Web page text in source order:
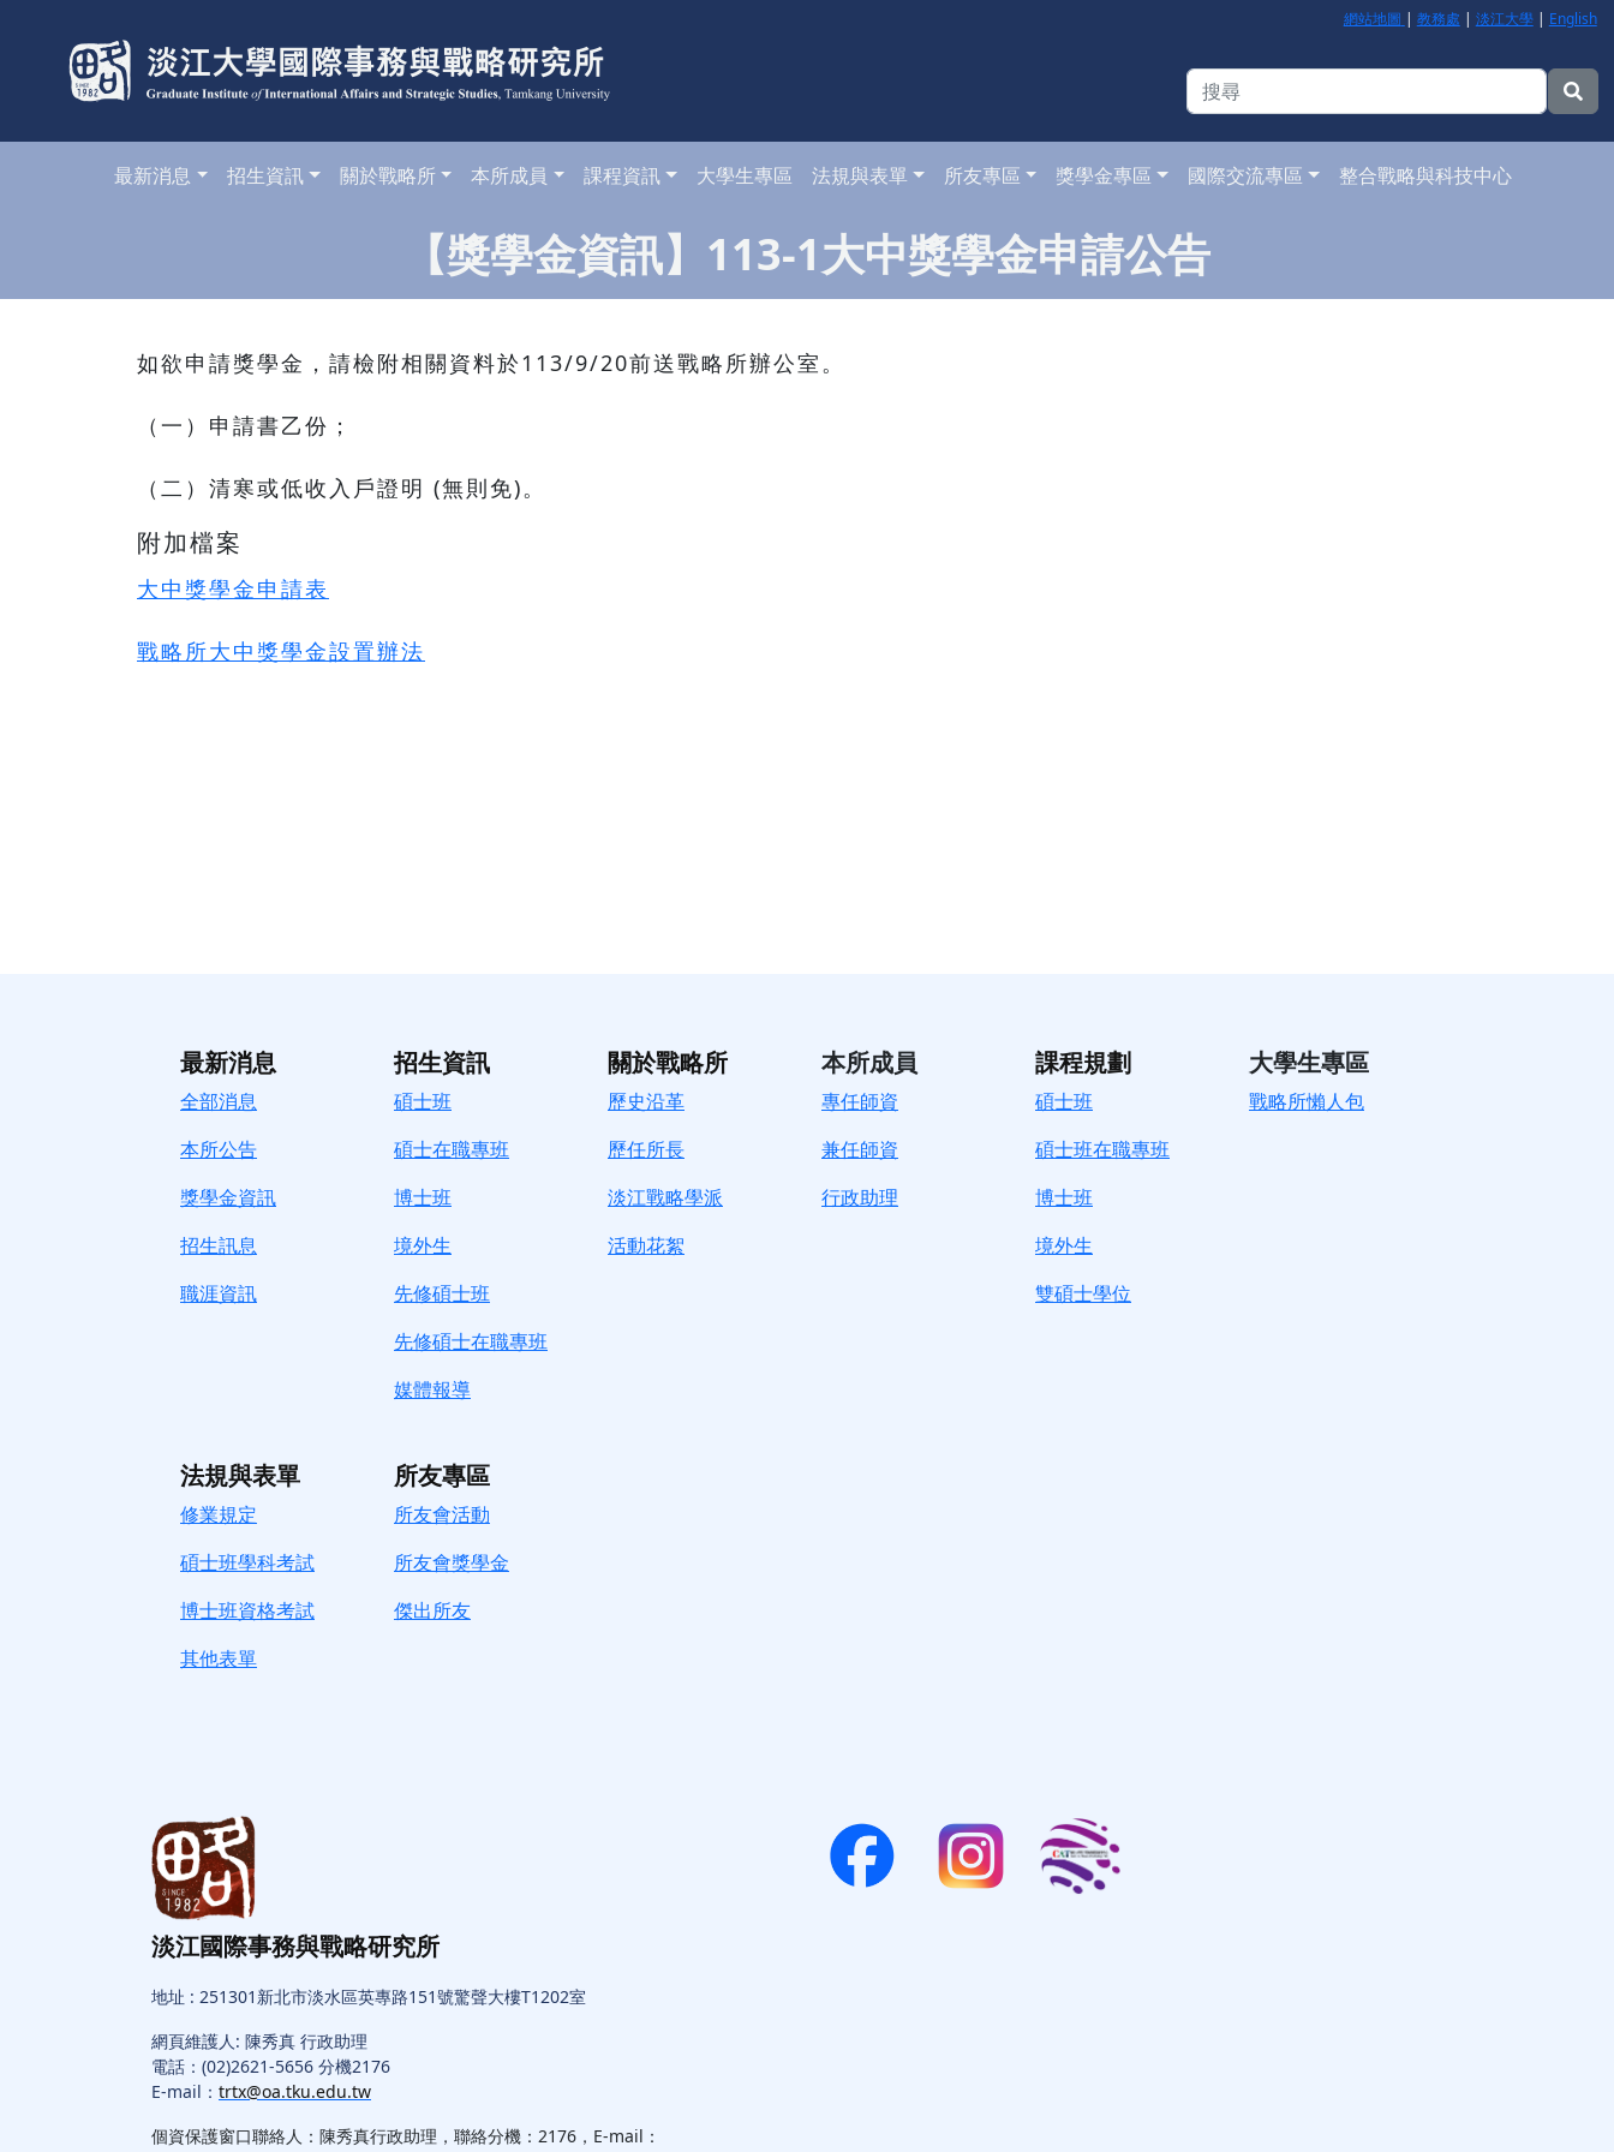
網站地圖 | 教務處 | 淡江大學| English
最新消息 招生資訊 關於戰略所 本所成員 課程資訊 大學生專區 法規與表單 所友專區 獎學金專區 國際交流專區 整合戰略與科技中心
【獎學金資訊】113-1大中獎學金申請公告
如欲申請獎學金，請檢附相關資料於113/9/20前送戰略所辦公室。
（一）申請書乙份；
（二）清寒或低收入戶證明 (無則免)。
附加檔案
大中獎學金申請表
戰略所大中獎學金設置辦法
最新消息
全部消息
本所公告
獎學金資訊
招生訊息
職涯資訊
招生資訊
碩士班
碩士在職專班
博士班
境外生
先修碩士班
先修碩士在職專班
媒體報導
關於戰略所
歷史沿革
歷任所長
淡江戰略學派
活動花絮
本所成員
專任師資
兼任師資
行政助理
課程規劃
碩士班
碩士班在職專班
博士班
境外生
雙碩士學位
大學生專區
戰略所懶人包
法規與表單
修業規定
碩士班學科考試
博士班資格考試
其他表單
所友專區
所友會活動
所友會獎學金
傑出所友
淡江國際事務與戰略研究所
地址 : 251301新北市淡水區英專路151號驚聲大樓T1202室
網頁維護人: 陳秀真 行政助理
電話：(02)2621-5656 分機2176
E-mail： trtx@oa.tku.edu.tw
個資保護窗口聯絡人：陳秀真行政助理，聯絡分機：2176，E-mail：